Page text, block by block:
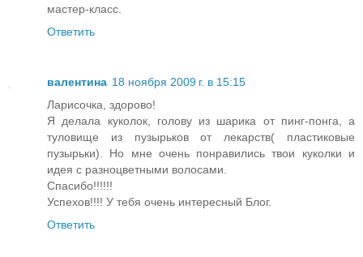
мастер-класс.
Ответить
валентина 18 ноября 2009 г. в 15:15
Ларисочка, здорово!
Я делала куколок, голову из шарика от пинг-понга, а
туловище из пузырьков от лекарств( пластиковые
пузырьки). Но мне очень понравились твои куколки и
идея с разноцветными волосами.
Спасибо!!!!!!
Успехов!!!! У тебя очень интересный Блог.
Ответить